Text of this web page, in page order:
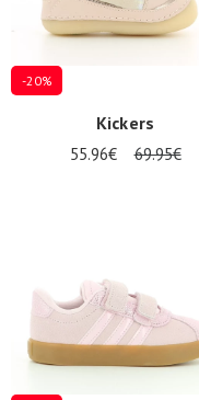
-20%
Kickers
55.96€ 69.95€